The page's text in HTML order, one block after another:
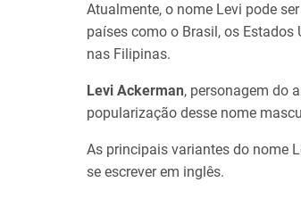
Atualmente, o nome Levi pode
países como o Brasil, os Estados
nas Filipinas.
Levi Ackerman, personagem do
popularização desse nome
As principais variantes do nome
se escrever em inglês.